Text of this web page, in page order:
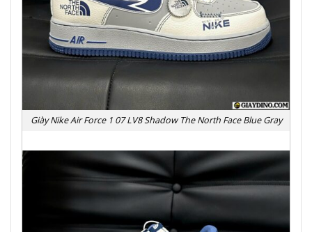
Giày Nike Air Force 1 07 LV8 Shadow The North Face Blue Gray